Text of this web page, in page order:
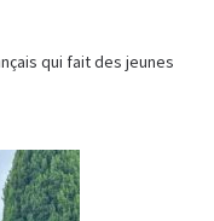
qui fait des jeunes